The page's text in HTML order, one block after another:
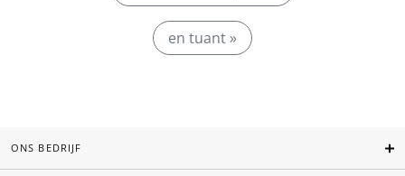
en tuant »
ONS BEDRIJF